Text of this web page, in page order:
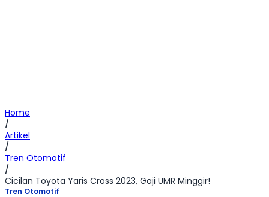
Home
/
Artikel
/
Tren Otomotif
/
Cicilan Toyota Yaris Cross 2023, Gaji UMR Minggir!
Tren Otomotif